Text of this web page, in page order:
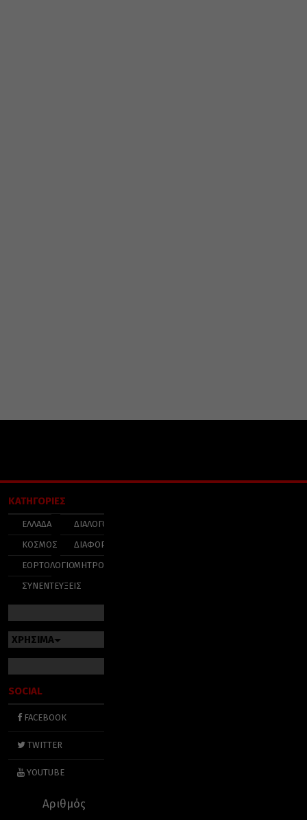
ΚΑΤΗΓΟΡΙΕΣ
ΕΛΛΑΔΑ
ΚΟΣΜΟΣ
ΕΟΡΤΟΛΟΓΙΟ
ΣΥΝΕΝΤΕΥΞΕΙΣ
ΔΙΑΛΟΓΟΣ
ΔΙΑΦΟΡΑ
ΜΗΤΡΟΠΟΛΕΙΣ
ΧΡΗΣΙΜΑ
SOCIAL
FACEBOOK
TWITTER
YOUTUBE
Αριθμός